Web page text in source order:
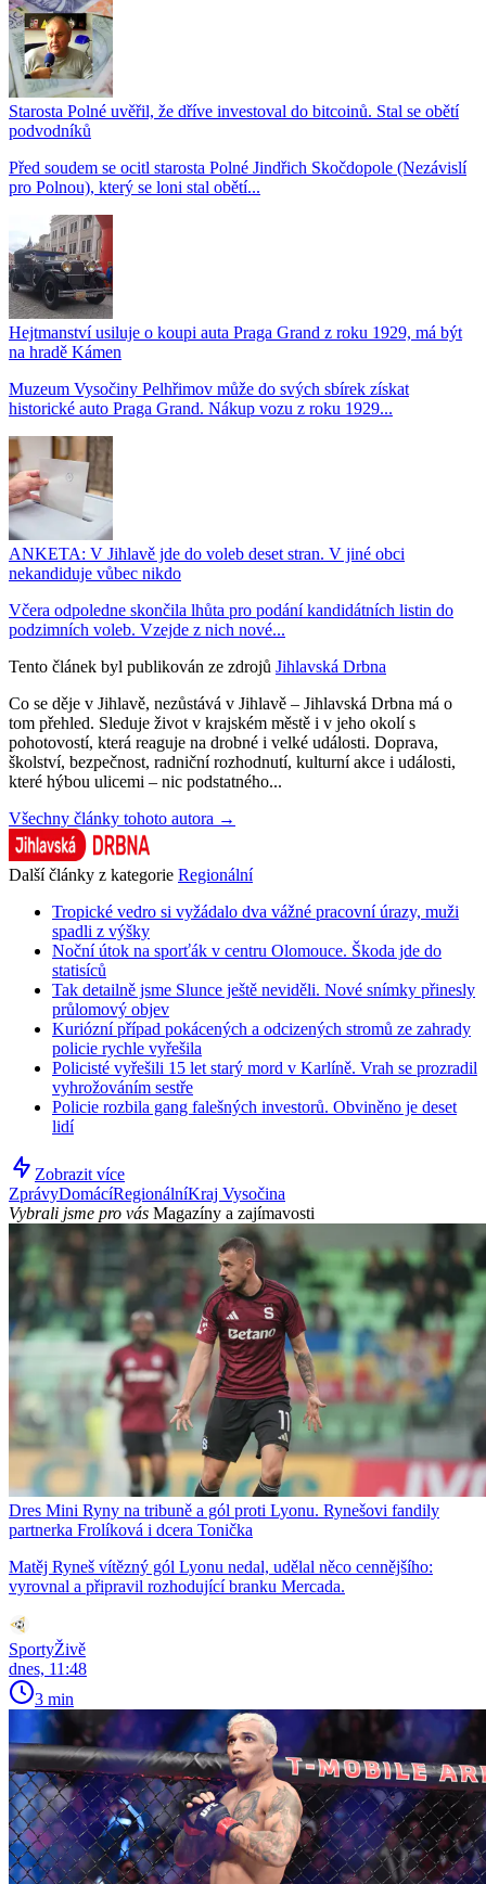
Starosta Polné uvěřil, že dříve investoval do bitcoinů. Stal se obětí
podvodníků
Před soudem se ocitl starosta Polné Jindřich Skočdopole (Nezávislí
pro Polnou), který se loni stal obětí...
Hejtmanství usiluje o koupi auta Praga Grand z roku 1929, má být
na hradě Kámen
Muzeum Vysočiny Pelhřimov může do svých sbírek získat
historické auto Praga Grand. Nákup vozu z roku 1929...
ANKETA: V Jihlavě jde do voleb deset stran. V jiné obci
nekandiduje vůbec nikdo
Včera odpoledne skončila lhůta pro podání kandidátních listin do
podzimních voleb. Vzejde z nich nové...
Tento článek byl publikován ze zdrojů Jihlavská Drbna
Co se děje v Jihlavě, nezůstává v Jihlavě – Jihlavská Drbna má o
tom přehled. Sleduje život v krajském městě i v jeho okolí s
pohotovostí, která reaguje na drobné i velké události. Doprava,
školství, bezpečnost, radniční rozhodnutí, kulturní akce i události,
které hýbou ulicemi – nic podstatného...
Všechny články tohoto autora →
Další články z kategorie Regionální
Tropické vedro si vyžádalo dva vážné pracovní úrazy, muži
spadli z výšky
Noční útok na sporťák v centru Olomouce. Škoda jde do
statisíců
Tak detailně jsme Slunce ještě neviděli. Nové snímky přinesly
průlomový objev
Kuriózní případ pokácených a odcizených stromů ze zahrady
policie rychle vyřešila
Policisté vyřešili 15 let starý mord v Karlíně. Vrah se prozradil
vyhrožováním sestře
Policie rozbila gang falešných investorů. Obviněno je deset
lidí
Zobrazit více
ZprávyDomácíRegionálníKraj Vysočina
Vybrali jsme pro vás Magazíny a zajímavosti
Dres Mini Ryny na tribuně a gól proti Lyonu. Rynešovi fandily
partnerka Frolíková i dcera Tonička
Matěj Ryneš vítězný gól Lyonu nedal, udělal něco cennějšího:
vyrovnal a připravil rozhodující branku Mercada.
SportyŽivě
dnes, 11:48
3 min